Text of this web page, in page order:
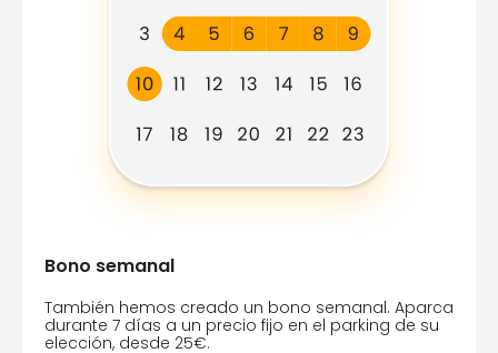
Bono semanal
También hemos creado un bono semanal. Aparca
durante 7 días a un precio fijo en el parking de su
elección, desde 25€.